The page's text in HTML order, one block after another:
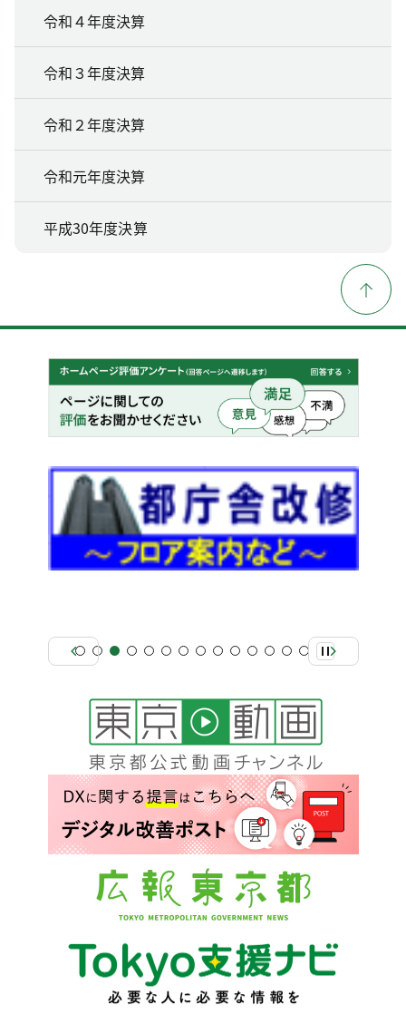
令和４年度決算
令和３年度決算
令和２年度決算
令和元年度決算
平成30年度決算